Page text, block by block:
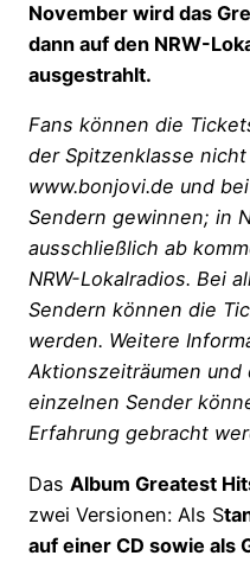
November wird das
dann auf den NRW-
ausgestrahlt.
Fans können die
der Spitzenklasse
www.bonjovi.de und
Sendern gewinnen; in
ausschließlich ab
NRW-Lokalradios. Bei
Sendern können die
werden. Weitere
Aktionszeiträumen und
einzelnen Sender
Erfahrung gebracht
Das Album Greatest
zwei Versionen: Als S
auf einer CD sowie als